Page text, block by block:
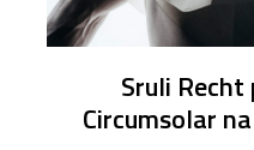
Sruli
Circumsolar